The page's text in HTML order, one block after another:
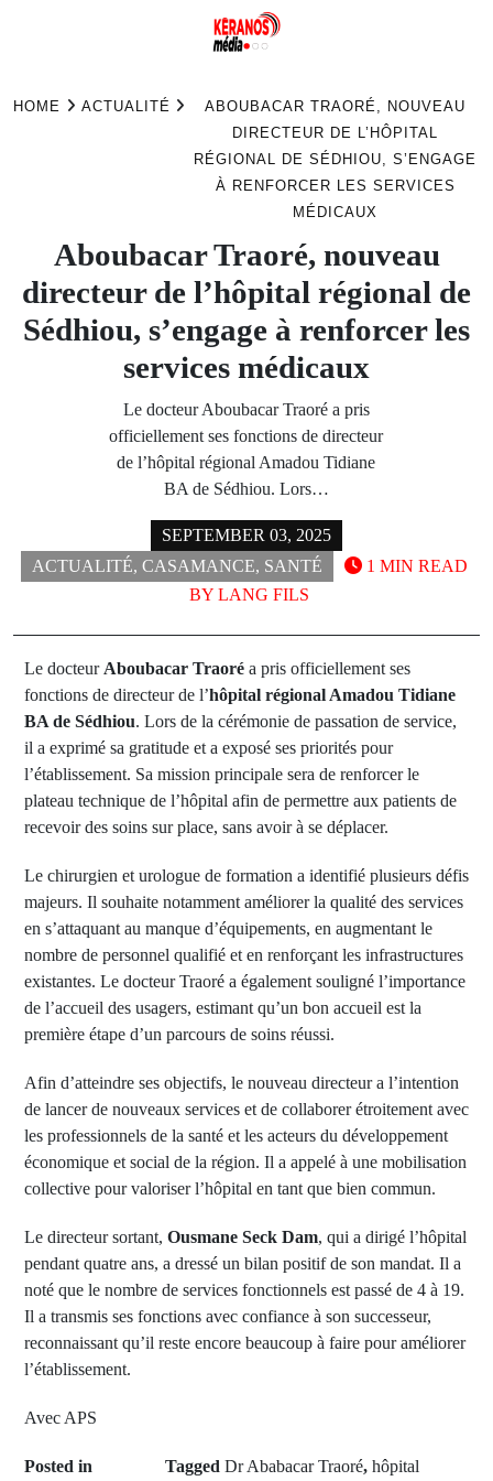
HOME ACTUALITÉ
ABOUBACAR TRAORÉ, NOUVEAU
DIRECTEUR DE L’HÔPITAL
RÉGIONAL DE SÉDHIOU, S’ENGAGE
À RENFORCER LES SERVICES
MÉDICAUX
Aboubacar Traoré, nouveau
directeur de l’hôpital régional de
Sédhiou, s’engage à renforcer les
services médicaux
Le docteur Aboubacar Traoré a pris
officiellement ses fonctions de directeur
de l’hôpital régional Amadou Tidiane
BA de Sédhiou. Lors…
SEPTEMBER 03, 2025
ACTUALITÉ, CASAMANCE, SANTÉ
BY LANG FILS
1 MIN READ
Le docteur Aboubacar Traoré a pris officiellement ses
fonctions de directeur de l’hôpital régional Amadou Tidiane
BA de Sédhiou. Lors de la cérémonie de passation de service,
il a exprimé sa gratitude et a exposé ses priorités pour
l’établissement. Sa mission principale sera de renforcer le
plateau technique de l’hôpital afin de permettre aux patients de
recevoir des soins sur place, sans avoir à se déplacer.
Le chirurgien et urologue de formation a identifié plusieurs défis
majeurs. Il souhaite notamment améliorer la qualité des services
en s’attaquant au manque d’équipements, en augmentant le
nombre de personnel qualifié et en renforçant les infrastructures
existantes. Le docteur Traoré a également souligné l’importance
de l’accueil des usagers, estimant qu’un bon accueil est la
première étape d’un parcours de soins réussi.
Afin d’atteindre ses objectifs, le nouveau directeur a l’intention
de lancer de nouveaux services et de collaborer étroitement avec
les professionnels de la santé et les acteurs du développement
économique et social de la région. Il a appelé à une mobilisation
collective pour valoriser l’hôpital en tant que bien commun.
Le directeur sortant, Ousmane Seck Dam, qui a dirigé l’hôpital
pendant quatre ans, a dressé un bilan positif de son mandat. Il a
noté que le nombre de services fonctionnels est passé de 4 à 19.
Il a transmis ses fonctions avec confiance à son successeur,
reconnaissant qu’il reste encore beaucoup à faire pour améliorer
l’établissement.
Avec APS
Posted in
TaggedDr Ababacar Traoré,hôpital